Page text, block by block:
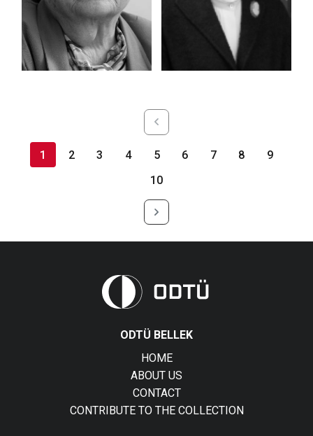
1 2 3 4 5 6 7 8
9
10
ODTÜ BELLEK
HOME
ABOUT US
CONTACT
CONTRIBUTE TO THE COLLECTION